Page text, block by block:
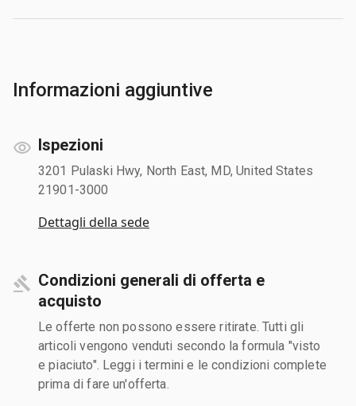
Informazioni aggiuntive
Ispezioni
3201 Pulaski Hwy, North East, MD, United States
21901-3000
Dettagli della sede
Condizioni generali di offerta e
acquisto
Le offerte non possono essere ritirate. Tutti gli
articoli vengono venduti secondo la formula "visto
e piaciuto". Leggi i termini e le condizioni complete
prima di fare un'offerta.